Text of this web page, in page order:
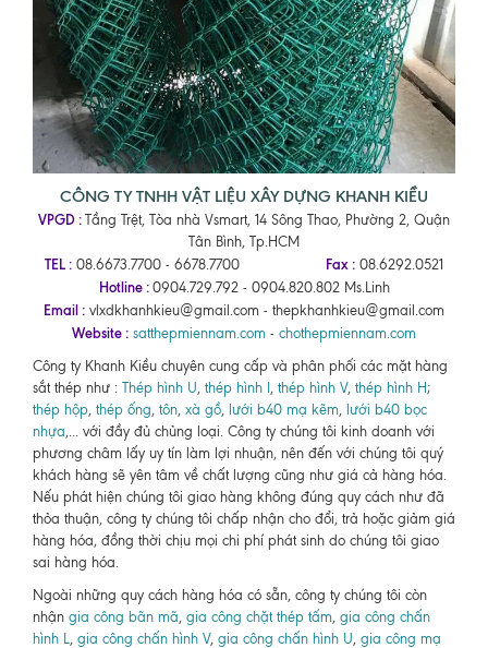
CÔNG TY TNHH VẬT LIỆU XÂY DỰNG KHANH KIỀU
VPGD : Tầng Trệt, Tòa nhà Vsmart, 14 Sông Thao, Phường 2, Quận
Tân Bình, Tp.HCM
TEL : 08.6673.7700 - 6678.7700 Fax : 08.6292.0521
Hotline : 0904.729.792 - 0904.820.802 Ms.Linh
Email : vlxdkhanhkieu@gmail.com - thepkhanhkieu@gmail.com
Website : satthepmiennam.com - chothepmiennam.com
Công ty Khanh Kiều chuyên cung cấp và phân phối các mặt hàng
sắt thép như : Thép hình U, thép hình I , thép hình V, thép hình H ;
thép hộp, thép ống, tôn, xà gồ, lưới b40 mạ kẽm, lưới b40 bọc
nhựa,... với đầy đủ chủng loại. Công ty chúng tôi kinh doanh với
phương châm lấy uy tín làm lợi nhuận, nên đến với chúng tôi quý
khách hàng sẽ yên tâm về chất lượng cũng như giá cả hàng hóa.
Nếu phát hiện chúng tôi giao hàng không đúng quy cách như đã
thỏa thuận, công ty chúng tôi chấp nhận cho đổi, trả hoặc giảm giá
hàng hóa, đồng thời chịu mọi chi phí phát sinh do chúng tôi giao
sai hàng hóa.
Ngoài những quy cách hàng hóa có sẵn, công ty chúng tôi còn
nhận gia công bãn mã, gia công chặt thép tấm, gia công chấn
hình L , gia công chấn hình V, gia công chấn hình U, gia công mạ